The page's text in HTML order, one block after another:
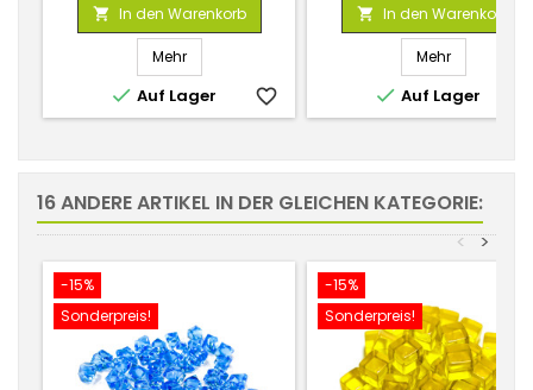
 In den Warenkorb
Mehr
 Auf Lager favorite_border
 In den Warenkorb
Mehr
 Auf Lager
16 ANDERE ARTIKEL IN DER GLEICHEN KATEGORIE:
>
<
-15%
Sonderpreis!
-15%
Sonderpreis!